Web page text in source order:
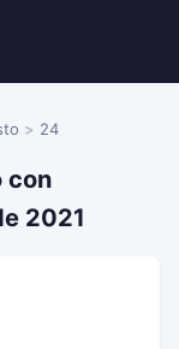
24
con
2021